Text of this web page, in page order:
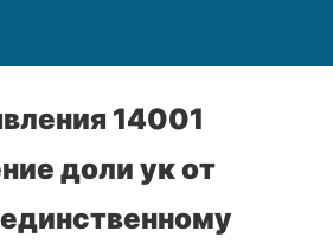
14001
доли ук от